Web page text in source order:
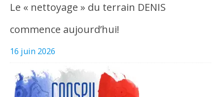
Le « nettoyage » du terrain DENIS
commence aujourd’hui!
16 juin 2026